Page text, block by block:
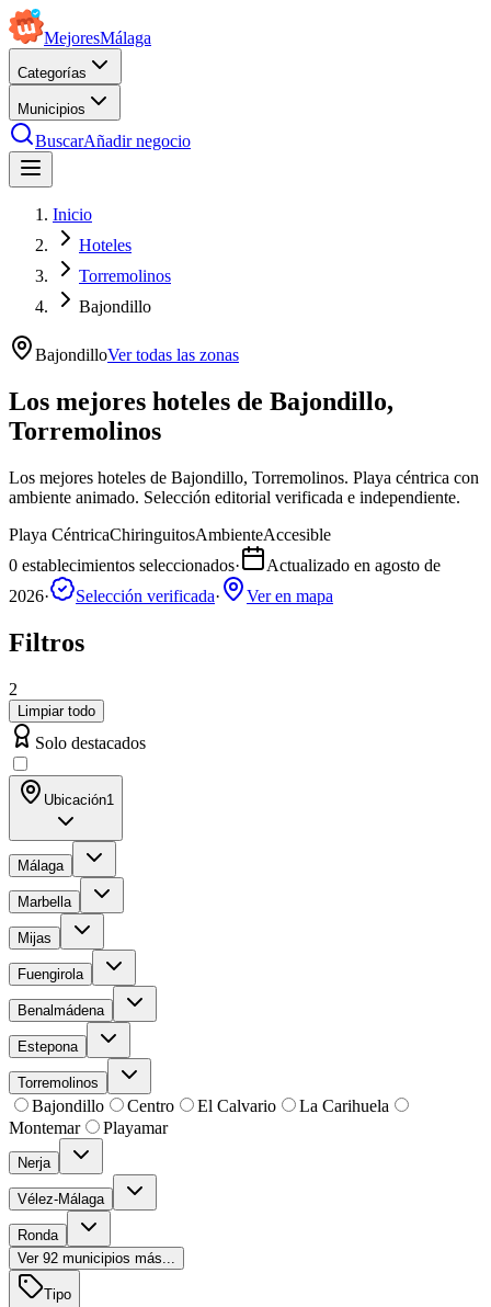
MejoresMálaga
Categorías
Municipios
BuscarAñadir negocio
Inicio
Hoteles
Torremolinos
Bajondillo
BajondilloVer todas las zonas
Los mejores hoteles de Bajondillo,
Torremolinos
Los mejores hoteles de Bajondillo, Torremolinos. Playa céntrica con
ambiente animado. Selección editorial verificada e independiente.
Playa CéntricaChiringuitosAmbienteAccesible
0 establecimientos seleccionados· Actualizado en agosto de
2026· Selección verificada· Ver en mapa
Filtros
2
Limpiar todo
Solo destacados
Ubicación1
Málaga
Marbella
Mijas
Fuengirola
Benalmádena
Estepona
Torremolinos
Bajondillo Centro El Calvario
La Carihuela
Montemar
Playamar
Nerja
Vélez-Málaga
Ronda
Ver 92 municipios más...
Tipo